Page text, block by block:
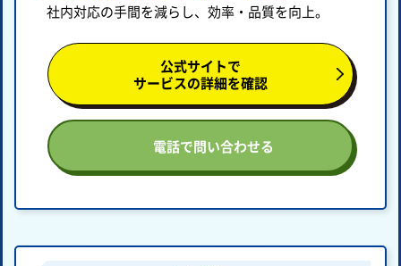
社内対応の手間を減らし、効率・品質を向上。
公式サイトで
サービスの詳細を確認
電話で問い合わせる